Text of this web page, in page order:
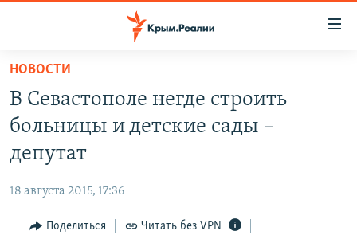
Вернуться
основному
содержанию
главной
навигации
Вернутся
СПЕЦПРОЕКТЫ
11 ЛЕТ ОККУПАЦИИ КРЫМА. 11 ИСТОРИЙ СОПРОТИВЛЕНИЯ
ЕЩЕ
ИНТЕРАКТИВ
РАДІО СВОБОДА
НОВОСТИ
В Севастополе негде строить
больницы и детские сады –
депутат
18 августа 2015, 17:36
Поделиться Читать без VPN